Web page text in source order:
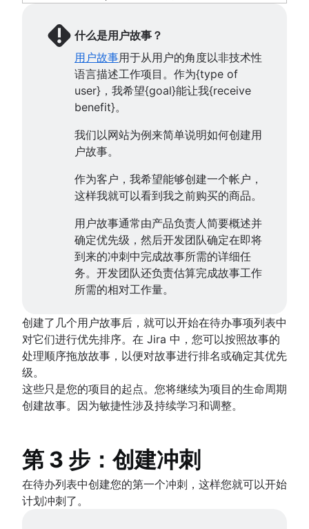
工作流管理工具
项目依赖关系
任务管理仪表板
冲刺节奏
快速跟进
斐波那契故事点
截止日期管理
项目管理技能
工作量管理
免费的项目管理软件
Risk analysis
Project management AI agents
What is a PMO?
Adaptive project management
什么是用户故事？
用户故事用于从用户的角度以非技术性
语言描述工作项目。作为{type of
user}，我希望{goal}能让我{receive
benefit}。
我们以网站为例来简单说明如何创建用
户故事。
作为客户，我希望能够创建一个帐户，
这样我就可以看到我之前购买的商品。
用户故事通常由产品负责人简要概述并
确定优先级，然后开发团队确定在即将
到来的冲刺中完成故事所需的详细任
务。开发团队还负责估算完成故事工作
所需的相对工作量。
创建了几个用户故事后，就可以开始在待办事项列表中
对它们进行优先排序。在 Jira 中，您可以按照故事的
处理顺序拖放故事，以便对故事进行排名或确定其优先
级。
这些只是您的项目的起点。您将继续为项目的生命周期
创建故事。因为敏捷性涉及持续学习和调整。
第 3 步：创建冲刺
在待办列表中创建您的第一个冲刺，这样您就可以开始
计划冲刺了。